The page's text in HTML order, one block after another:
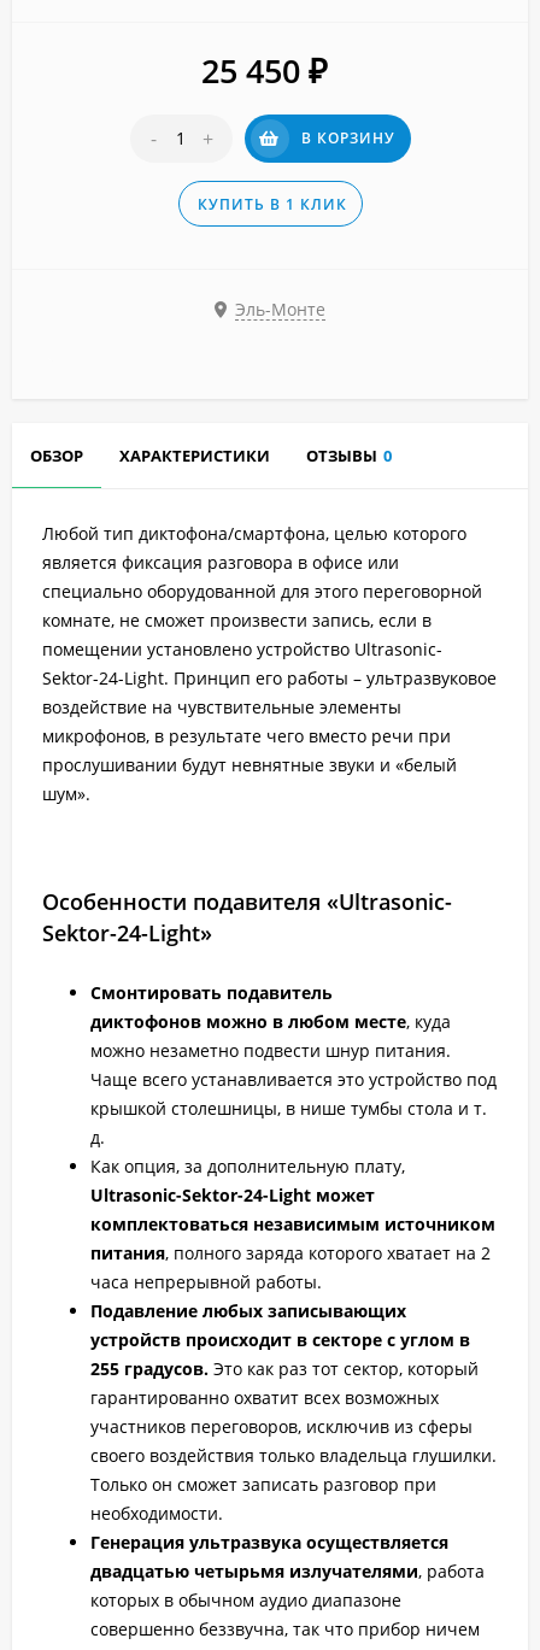
25 450 ₽
- + В КОРЗИНУ
КУПИТЬ В 1 КЛИК
Эль-Монте
ОБЗОР ХАРАКТЕРИСТИКИ ОТЗЫВЫ 0
Любой тип диктофона/смартфона, целью которого
является фиксация разговора в офисе или
специально оборудованной для этого переговорной
комнате, не сможет произвести запись, если в
помещении установлено устройство Ultrasonic-
Sektor-24-Light. Принцип его работы – ультразвуковое
воздействие на чувствительные элементы
микрофонов, в результате чего вместо речи при
прослушивании будут невнятные звуки и «белый
шум».
Особенности подавителя «Ultrasonic-
Sektor-24-Light»
Смонтировать подавитель
диктофонов можно в любом месте, куда
можно незаметно подвести шнур питания.
Чаще всего устанавливается это устройство под
крышкой столешницы, в нише тумбы стола и т.
д.
Как опция, за дополнительную плату,
Ultrasonic-Sektor-24-Light может
комплектоваться независимым источником
питания, полного заряда которого хватает на 2
часа непрерывной работы.
Подавление любых записывающих
устройств происходит в секторе с углом в
255 градусов. Это как раз тот сектор, который
гарантированно охватит всех возможных
участников переговоров, исключив из сферы
своего воздействия только владельца глушилки.
Только он сможет записать разговор при
необходимости.
Генерация ультразвука осуществляется
двадцатью четырьмя излучателями, работа
которых в обычном аудио диапазоне
совершенно беззвучна, так что прибор ничем